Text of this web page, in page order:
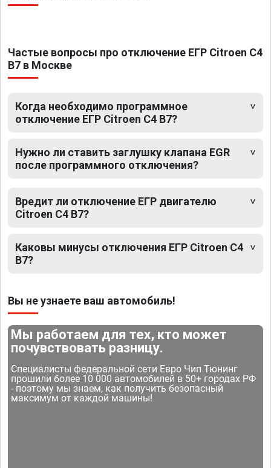
Частые вопросы про отключение ЕГР Citroen C4
B7 в Москве
Когда необходимо программное
отключение ЕГР Citroen C4 B7?
Нужно ли ставить заглушку клапана EGR
после программного отключения?
Вредит ли отключение ЕГР двигателю
Citroen C4 B7?
Каковы минусы отключения ЕГР Citroen C4
B7?
Вы не узнаете ваш автомобиль!
Мы работаем для тех, кто может
почувствовать разницу.
Специалисты федеральной сети Евро Чип Тюнинг
прошили более 10 000 автомобилей в 50+ городах РФ
- поэтому мы знаем, как получить безопасный
максимум от каждой машины!